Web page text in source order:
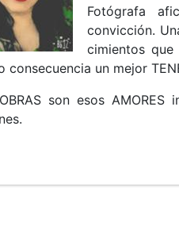
Fotógrafa
convicción.
cimientos que
consecuencia un mejor
son esos